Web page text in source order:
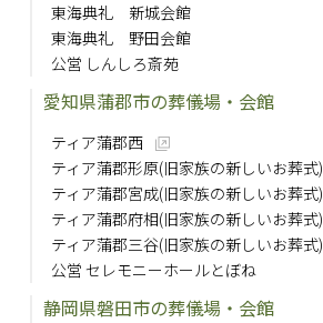
東海典礼 新城会館
東海典礼 野田会館
公営 しんしろ斎苑
愛知県蒲郡市の葬儀場・会館
ティア蒲郡西
ティア蒲郡形原(旧家族の新しいお葬式)
ティア蒲郡宮成(旧家族の新しいお葬式)
ティア蒲郡府相(旧家族の新しいお葬式)
ティア蒲郡三谷(旧家族の新しいお葬式)
公営 セレモニーホールとぼね
静岡県磐田市の葬儀場・会館